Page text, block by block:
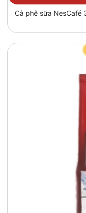
Cà phê sữa NesCafé